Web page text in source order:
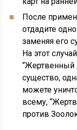
После
отдадите
заменяя его
На этот
“Жертвенный
существо,
можете
всему,
против